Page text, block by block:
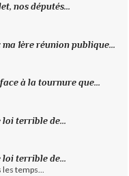
nos députés...
1ère réunion publique...
à la tournure que...
loi terrible de...
loi terrible de...
temps...